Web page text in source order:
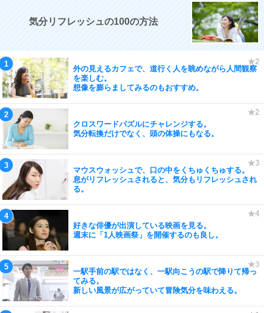
気分リフレッシュの100の方法
外の見えるカフェで、道行く人を眺めながら人間観察
を楽しむ。
想像を膨らましてみるのもおすすめ。
クロスワードパズルにチャレンジする。
気分転換だけでなく、頭の体操にもなる。
マウスウォッシュで、口の中をくちゅくちゅする。
息がリフレッシュされると、気分もリフレッシュされ
る。
好きな俳優が出演している映画を見る。
週末に「1人映画祭」を開催するのも良し。
一駅手前の駅ではなく、一駅向こうの駅で降りて帰っ
てみる。
新しい風景が広がっていて冒険気分を味わえる。